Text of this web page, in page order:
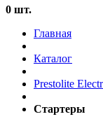
0 шт.
Главная
Каталог
Prestolite
Стартеры